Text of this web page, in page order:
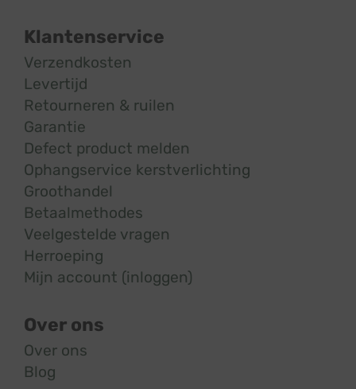
Klantenservice
Verzendkosten
Levertijd
Retourneren & ruilen
Garantie
Defect product melden
Ophangservice kerstverlichting
Groothandel
Betaalmethodes
Veelgestelde vragen
Herroeping
Mijn account (inloggen)
Over ons
Over ons
Blog